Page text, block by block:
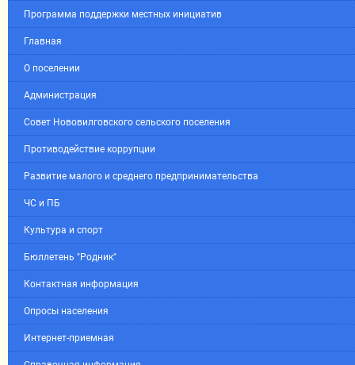
Программа поддержки местных инициатив
Главная
О поселении
Администрация
Совет Нововилговского сельского поселения
Противодействие коррупции
Развитие малого и среднего предпринимательства
ЧС и ПБ
Культура и спорт
Бюллетень "Родник"
Контактная информация
Опросы населения
Интернет-приемная